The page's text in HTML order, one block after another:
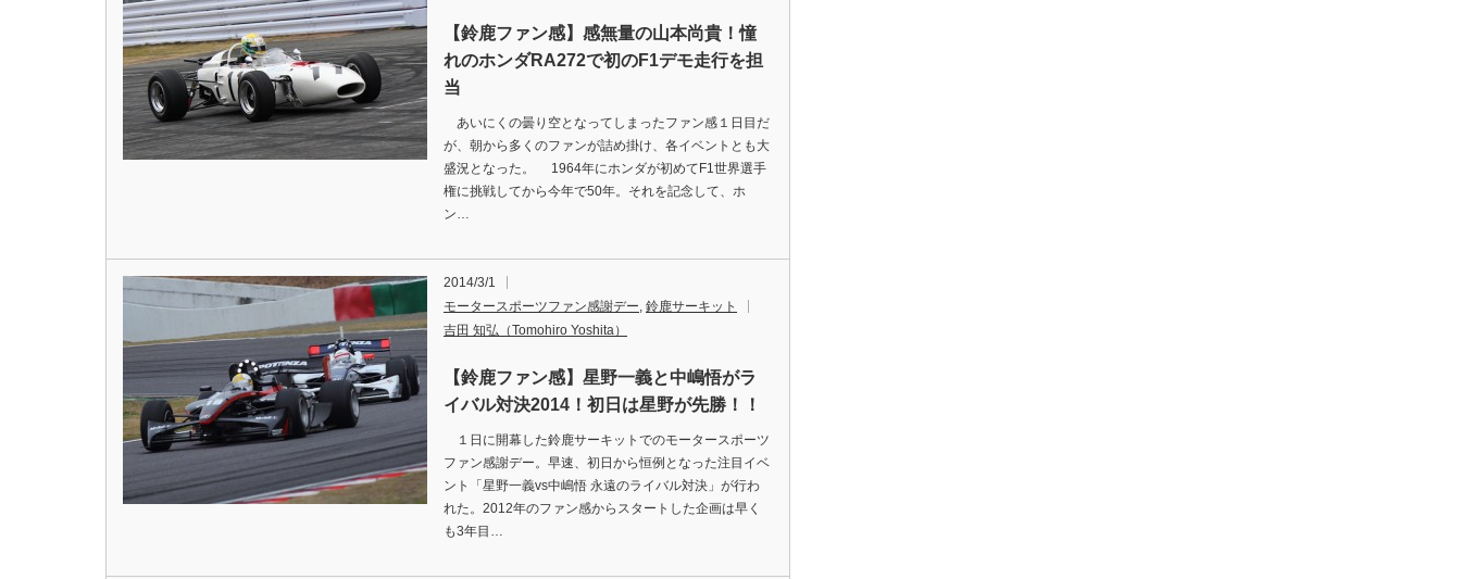
【鈴鹿ファン感】感無量の山本尚貴！憧
れのホンダRA272で初のF1デモ走行を担
当
あいにくの曇り空となってしまったファン感１日目だ
が、朝から多くのファンが詰め掛け、各イベントとも大
盛況となった。 1964年にホンダが初めてF1世界選手
権に挑戦してから今年で50年。それを記念して、ホ
ン…
2014/3/1
モータースポーツファン感謝デー, 鈴鹿サーキット
吉田 知弘（Tomohiro Yoshita）
【鈴鹿ファン感】星野一義と中嶋悟がラ
イバル対決2014！初日は星野が先勝！！
１日に開幕した鈴鹿サーキットでのモータースポーツ
ファン感謝デー。早速、初日から恒例となった注目イベ
ント「星野一義vs中嶋悟 永遠のライバル対決」が行わ
れた。2012年のファン感からスタートした企画は早く
も3年目…